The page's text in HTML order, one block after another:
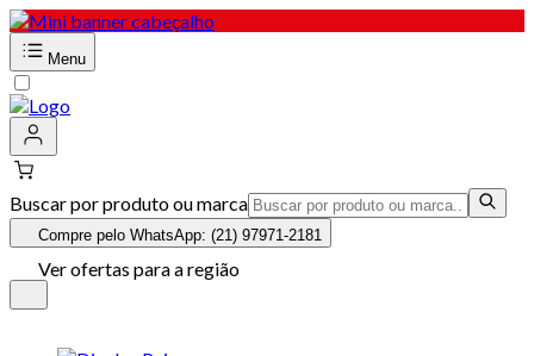
Menu
Buscar por produto ou marca
Compre pelo WhatsApp: (21) 97971-2181
Ver ofertas para a região